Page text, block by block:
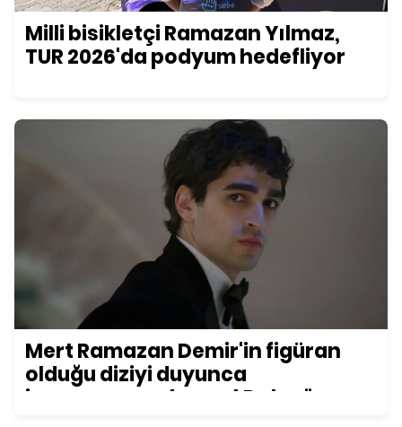
Milli bisikletçi Ramazan Yılmaz,
TUR 2026'da podyum hedefliyor
Mert Ramazan Demir'in figüran
olduğu diziyi duyunca
inanamayacaksınız! Daha önce